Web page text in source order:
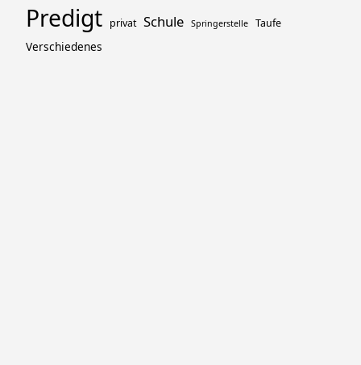
Predigt privat Schule Springerstelle Taufe
Verschiedenes